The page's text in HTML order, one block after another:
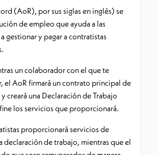
(AoR), por sus siglas en inglés) se
de empleo que ayuda a las
gestionar y pagar a contratistas
un colaborador con el que te
el AoR firmará un contrato principal de
creará una Declaración de Trabajo
los servicios que proporcionará.
proporcionará servicios de
declaración de trabajo, mientras que el